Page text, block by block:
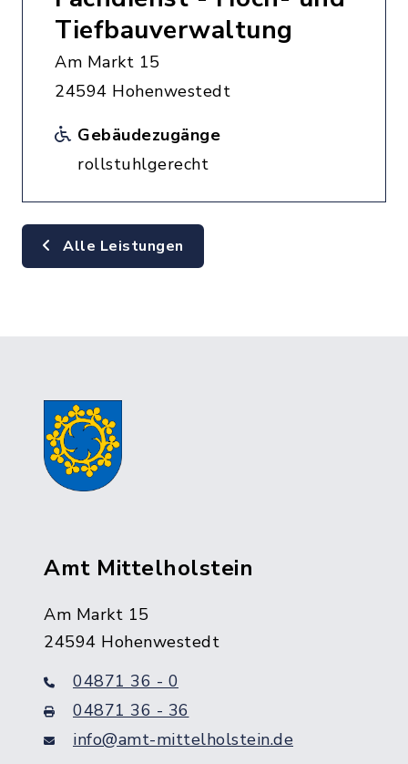
Tiefbauverwaltung
Am Markt 15
24594 Hohenwestedt
Gebäudezugänge
rollstuhlgerecht
Alle Leistungen
Amt Mittelholstein
Am Markt 15
24594 Hohenwestedt
04871 36 - 0
04871 36 - 36
info@amt-mittelholstein.de